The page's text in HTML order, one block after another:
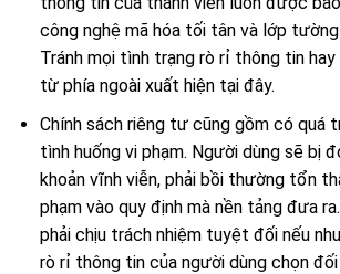
công nghệ mã hóa tối tân và lớp
Tránh mọi tình trạng rò rỉ thông tin
từ phía ngoài xuất hiện tại đây.
Chính sách riêng tư cũng gồm có quá
tình huống vi phạm. Người dùng sẽ bị
khoản vĩnh viễn, phải bồi thường tổn
phạm vào quy định mà nền tảng đưa
phải chịu trách nhiệm tuyệt đối nếu
rò rỉ thông tin của người dùng chọn